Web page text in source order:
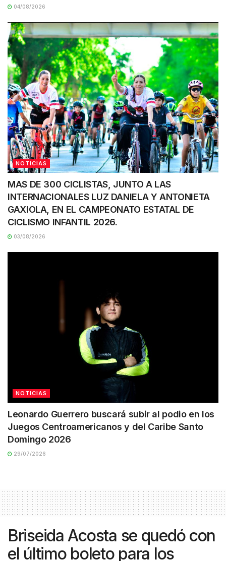
04/08/2026
NOTICIAS
MAS DE 300 CICLISTAS, JUNTO A LAS
INTERNACIONALES LUZ DANIELA Y ANTONIETA
GAXIOLA, EN EL CAMPEONATO ESTATAL DE
CICLISMO INFANTIL 2026.
03/08/2026
NOTICIAS
Leonardo Guerrero buscará subir al podio en los
Juegos Centroamericanos y del Caribe Santo
Domingo 2026
29/07/2026
Briseida Acosta se quedó con
el último boleto para los